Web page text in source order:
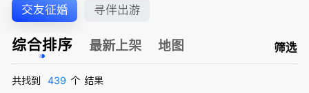
交友征婚 寻伴出游
综合排序 最新上架 地图 筛选
共找到 439 个 结果